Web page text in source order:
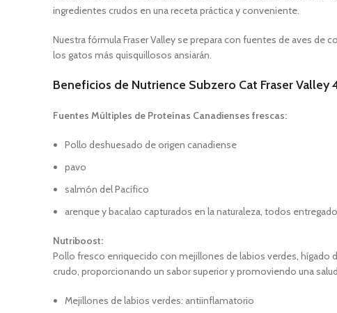
ingredientes crudos en una receta práctica y conveniente.
Nuestra fórmula Fraser Valley se prepara con fuentes de aves de
los gatos más quisquillosos ansiarán.
Beneficios de Nutrience Subzero Cat Fraser Valley
Fuentes Múltiples de Proteínas Canadienses frescas:
Pollo deshuesado de origen canadiense
pavo
salmón del Pacífico
arenque y bacalao capturados en la naturaleza, todos
Nutriboost:
Pollo fresco enriquecido con mejillones de labios verdes, hígado
crudo, proporcionando un sabor superior y promoviendo una
Mejillones de labios verdes: antiinflamatorio